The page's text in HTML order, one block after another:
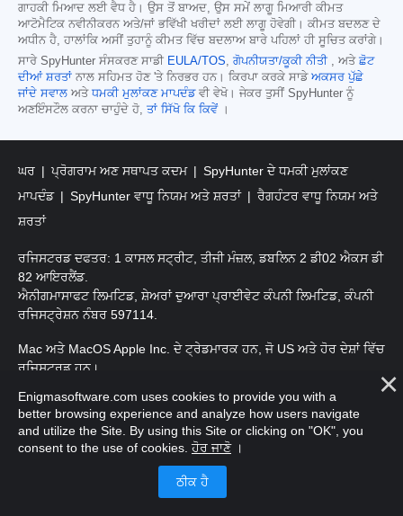
ਗਾਹਕੀ ਮਿਆਦ ਲਈ ਵੈਧ ਹੈ। ਉਸ ਤੋਂ ਬਾਅਦ, ਉਸ ਸਮੇਂ ਲਾਗੂ ਮਿਆਰੀ ਕੀਮਤ
ਆਟੋਮੈਟਿਕ ਨਵੀਨੀਕਰਨ ਅਤੇ/ਜਾਂ ਭਵਿੱਖੀ ਖਰੀਦਾਂ ਲਈ ਲਾਗੂ ਹੋਵੇਗੀ। ਕੀਮਤ ਬਦਲਣ ਦੇ
ਅਧੀਨ ਹੈ, ਹਾਲਾਂਕਿ ਅਸੀਂ ਤੁਹਾਨੂੰ ਕੀਮਤ ਵਿੱਚ ਬਦਲਾਅ ਬਾਰੇ ਪਹਿਲਾਂ ਹੀ ਸੂਚਿਤ ਕਰਾਂਗੇ।
ਸਾਰੇ SpyHunter ਸੰਸਕਰਣ ਸਾਡੀ EULA/TOS, ਗੋਪਨੀਯਤਾ/ਕੂਕੀ ਨੀਤੀ , ਅਤੇ ਛੋਟ
ਦੀਆਂ ਸ਼ਰਤਾਂ ਨਾਲ ਸਹਿਮਤ ਹੋਣ 'ਤੇ ਨਿਰਭਰ ਹਨ। ਕਿਰਪਾ ਕਰਕੇ ਸਾਡੇ ਅਕਸਰ ਪੁੱਛੇ
ਜਾਂਦੇ ਸਵਾਲ ਅਤੇ ਧਮਕੀ ਮੁਲਾਂਕਣ ਮਾਪਦੰਡਵੀ ਵੇਖੋ। ਜੇਕਰ ਤੁਸੀਂ SpyHunter ਨੂੰ
ਅਣਇੰਸਟੌਲ ਕਰਨਾ ਚਾਹੁੰਦੇ ਹੋ, ਤਾਂ ਸਿੱਖੋ ਕਿ ਕਿਵੇਂ।
ਘਰ ਪ੍ਰੋਗਰਾਮ ਅਣ ਸਥਾਪਤ ਕਦਮ
SpyHunter ਦੇ ਧਮਕੀ ਮੁਲਾਂਕਣ
ਮਾਪਦੰਡ
SpyHunter ਵਾਧੂ ਨਿਯਮ ਅਤੇ ਸ਼ਰਤਾਂ
ਰੈਗਹੰਟਰ ਵਾਧੂ ਨਿਯਮ ਅਤੇ
ਸ਼ਰਤਾਂ
ਰਜਿਸਟਰਡ ਦਫਤਰ: 1 ਕਾਸਲ ਸਟ੍ਰੀਟ, ਤੀਜੀ ਮੰਜ਼ਲ, ਡਬਲਿਨ 2 ਡੀ02 ਐਕਸ ਡੀ
82 ਆਇਰਲੈਂਡ.
ਐਨੀਗਮਾਸਾਫਟ ਲਿਮਟਿਡ, ਸ਼ੇਅਰਾਂ ਦੁਆਰਾ ਪ੍ਰਾਈਵੇਟ ਕੰਪਨੀ ਲਿਮਟਿਡ, ਕੰਪਨੀ
ਰਜਿਸਟ੍ਰੇਸ਼ਨ ਨੰਬਰ 597114.
Mac ਅਤੇ MacOS Apple Inc. ਦੇ ਟ੍ਰੇਡਮਾਰਕ ਹਨ, ਜੋ US ਅਤੇ ਹੋਰ ਦੇਸ਼ਾਂ ਵਿੱਚ
ਰਜਿਸਟਰਡ ਹਨ।
ਕਾਪੀਰਾਈਟ 2016-2026 . ਐਨੀਗਮਾਸੋਫਟ ਲਿਮਟਿਡ ਸਾਰੇ ਹੱਕ ਰਾਖਵੇਂ ਹਨ.
Enigmasoftware.com uses cookies to provide you with a
better browsing experience and analyze how users navigate
and utilize the Site. By using this Site or clicking on "OK", you
consent to the use of cookies.ਹੋਰ ਜਾਣੋ।